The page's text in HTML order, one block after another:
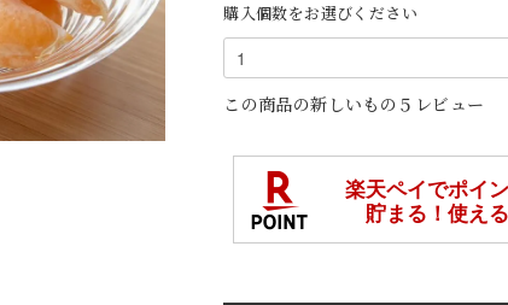
購入個数をお選びください
この商品の新しいもの５レビュー